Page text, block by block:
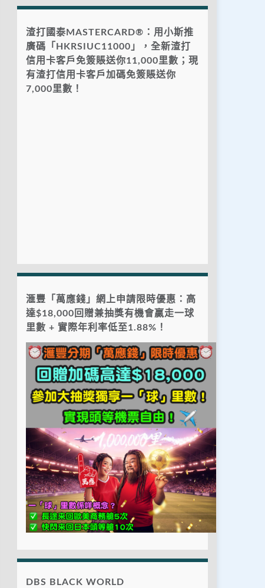
渣打國泰MASTERCARD®：用小斯推
廣碼「HKRSIUC11000」，全新渣打
信用卡客戶免簽賬送你11,000里數；現
有渣打信用卡客戶加碼免簽賬送你
7,000里數！
滙豐「萬應錢」網上申請限時優惠：高
達$18,000回贈兼抽獎有機會贏走一球
里數 + 實際年利率低至1.88%！
DBS BLACK WORLD